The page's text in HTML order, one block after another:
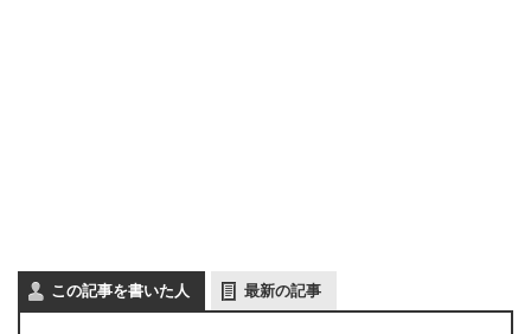
この記事を書いた人 最新の記事